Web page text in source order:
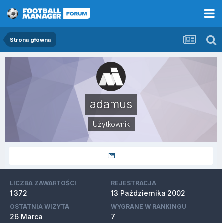
Strona główna
adamus
Użytkownik
LICZBA ZAWARTOŚCI
1 372
REJESTRACJA
13 Października 2002
OSTATNIA WIZYTA
26 Marca
WYGRANE W RANKINGU
7